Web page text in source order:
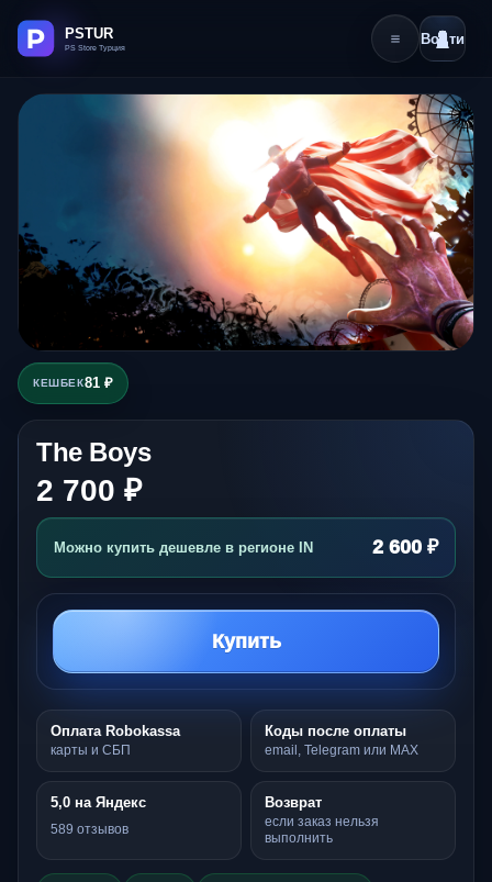
Войти
КЕШБЕК81 ₽
The Boys
2 700 ₽
Можно купить дешевле в регионе IN 2 600 ₽
Купить
Оплата Robokassa
карты и СБП
Коды после оплаты
email, Telegram или MAX
5,0 на Яндекс
589 отзывов
Возврат
если заказ нельзя
выполнить